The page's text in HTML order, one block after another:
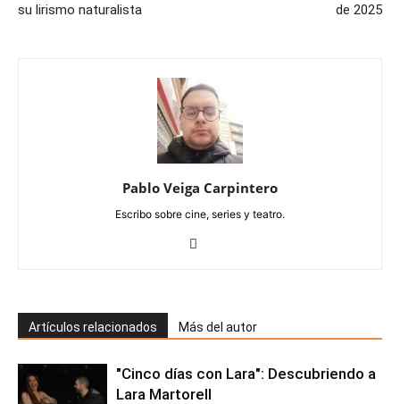
su lirismo naturalista
de 2025
Pablo Veiga Carpintero
Escribo sobre cine, series y teatro.
Artículos relacionados Más del autor
"Cinco días con Lara": Descubriendo a
Lara Martorell